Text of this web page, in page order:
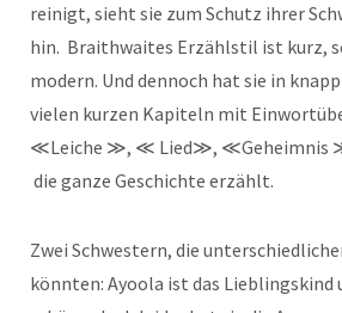
reinigt, sieht sie zum Schutz ihrer
hin. Braithwaites Erzählstil ist kurz,
modern. Und dennoch hat sie in
vielen kurzen Kapiteln mit
≪Leiche ≫, ≪ Lied≫, ≪Geheimnis
die ganze Geschichte erzählt.
Zwei Schwestern, die
könnten: Ayoola ist das Lieblingskind